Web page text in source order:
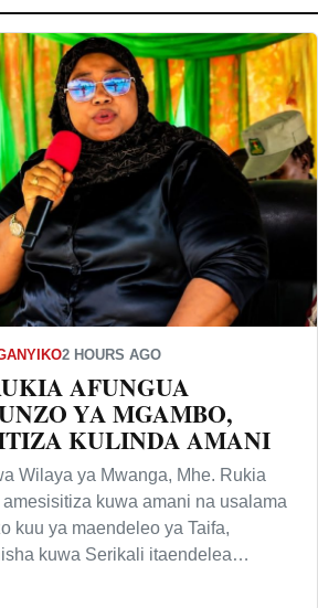
2 HOURS AGO
AFUNGUA
YA MGAMBO,
KULINDA AMANI
Wilaya ya Mwanga, Mhe. Rukia
kuwa amani na usalama
kuu ya maendeleo ya Taifa,
kuwa Serikali itaendelea…